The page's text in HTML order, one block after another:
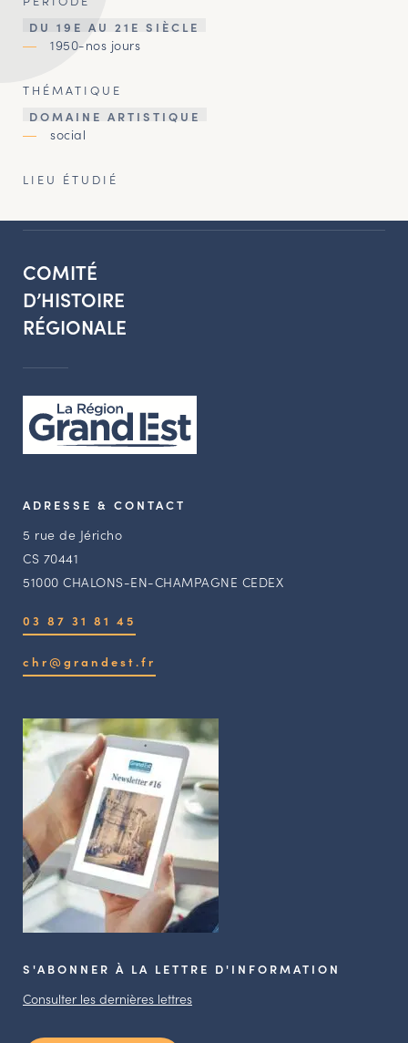
DU 19E AU 21E SIÈCLE
1950-nos jours
THÉMATIQUE
DOMAINE ARTISTIQUE
social
LIEU ÉTUDIÉ
COMITÉ
D’HISTOIRE
RÉGIONALE
ADRESSE & CONTACT
5 rue de Jéricho
CS 70441
51000 CHALONS-EN-CHAMPAGNE CEDEX
03 87 31 81 45
chr@grandest.fr
S'ABONNER À LA LETTRE D'INFORMATION
Consulter les dernières lettres